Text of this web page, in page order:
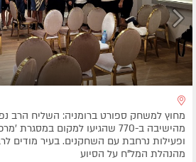
מחוץ למשחק ספורט ברומניה: השליח הרב
מהישיבה ב-770 שהגיעו למקום
ופעילות נרחבת עם השחקנים. בעיר מודים
מהנהלת המל"ח על הסיוע